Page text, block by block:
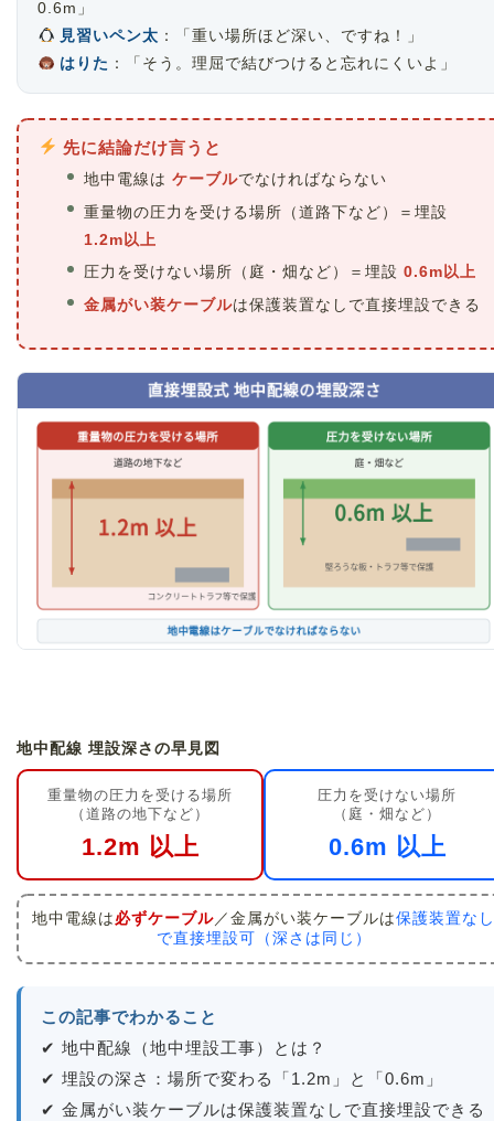
0.6m」
見習いペン太 ：「重い場所ほど深い、ですね！」
はりた ：「そう。理屈で結びつけると忘れにくいよ」
先に結論だけ言うと
地中電線はケーブルでなければならない
重量物の圧力を受ける場所（道路下など）＝埋設
1.2m以上
圧力を受けない場所（庭・畑など）＝埋設0.6m以上
金属がい装ケーブルは保護装置なしで直接埋設できる
地中配線 埋設深さの早見図
重量物の圧力を受ける場所
（道路の地下など）
1.2m 以上
圧力を受けない場所
（庭・畑など）
0.6m 以上
地中電線は 必ずケーブル ／金属がい装ケーブルは保護装置なし
で直接埋設可（深さは同じ）
この記事でわかること
✔ 地中配線（地中埋設工事）とは？
✔ 埋設の深さ：場所で変わる「1.2m」と「0.6m」
✔ 金属がい装ケーブルは保護装置なしで直接埋設できる